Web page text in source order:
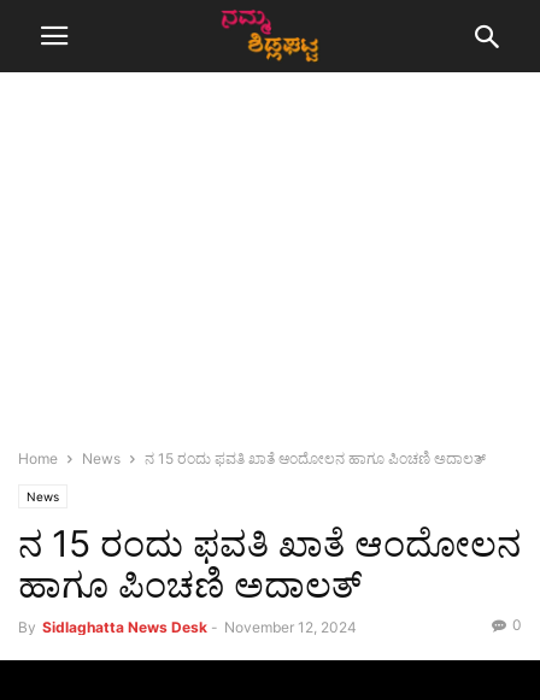
Home News ನ 15 ರಂದು ಫವತಿ ಖಾತೆ ಆಂದೋಲನ ಹಾಗೂ ಪಿಂಚಣಿ ಅದಾಲತ್
News
ನ 15 ರಂದು ಫವತಿ ಖಾತೆ ಆಂದೋಲನ
ಹಾಗೂ ಪಿಂಚಣಿ ಅದಾಲತ್
By Sidlaghatta News Desk - November 12, 2024 0